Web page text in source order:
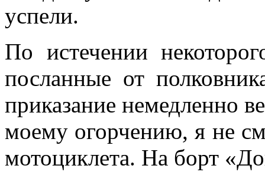
успели.
По истечении
посланные от
приказание немедленно
моему огор­чению, я не
мотоциклета. На борт